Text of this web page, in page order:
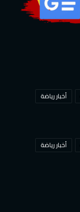
أخبار رياضة
أخبار رياضة